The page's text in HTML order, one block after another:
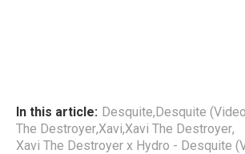
In this article: Desquite,Desquite
The Destroyer,Xavi,Xavi The Destroyer,
Xavi The Destroyer x Hydro - Desquite